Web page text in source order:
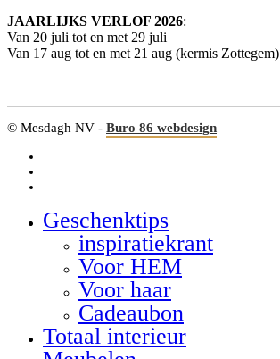
JAARLIJKS VERLOF 2026:
Van 20 juli tot en met 29 juli
Van 17 aug tot en met 21 aug (kermis Zottegem)
© Mesdagh NV - Buro 86 webdesign
Geschenktips
inspiratiekrant
Voor HEM
Voor haar
Cadeaubon
Totaal interieur